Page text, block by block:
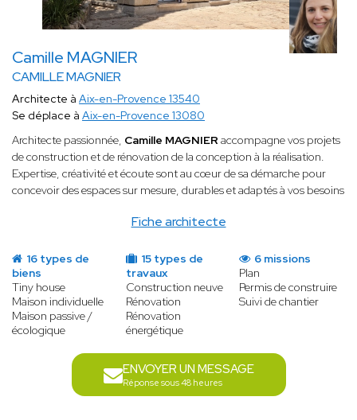
Camille MAGNIER
CAMILLE MAGNIER
Fiche architecte
Architecte à Aix-en-Provence 13540
Se déplace à Aix-en-Provence 13080
Architecte passionnée, Camille MAGNIER accompagne vos projets
de construction et de rénovation de la conception à la réalisation.
Expertise, créativité et écoute sont au cœur de sa démarche pour
concevoir des espaces sur mesure, durables et adaptés à vos besoins
16 types de
biens
Tiny house
Maison individuelle
Maison passive /
écologique
15 types de
travaux
Construction neuve
Rénovation
Rénovation
énergétique
6 missions
Plan
Permis de construire
Suivi de chantier
ENVOYER UN MESSAGE
Réponse sous 48 heures